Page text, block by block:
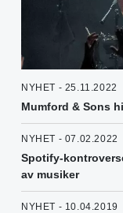
NYHET - 25.11.2022
Mumford & Sons
NYHET - 07.02.2022
Spotify-
av musiker
NYHET - 10.04.2019